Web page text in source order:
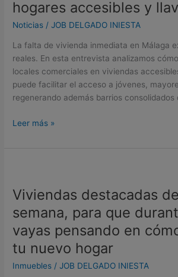
hogares accesibles y
Noticias /JOB DELGADO INIESTA
La falta de vivienda inmediata en Málaga
reales. En esta entrevista analizamos
locales comerciales en viviendas
puede facilitar el acceso a jóvenes,
regenerando además barrios consolidados
la
vivienda
locales
convertidos
en
hogares
accesibles
llave
Leer más »
Viviendas destacadas
semana, para que
vayas pensando en
tu nuevo hogar
Inmuebles /JOB DELGADO INIESTA
de
semana,
para
que
la